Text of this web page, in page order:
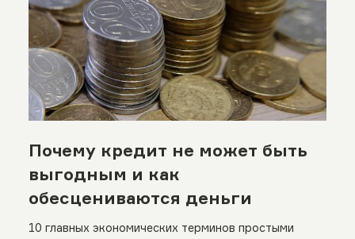
Почему кредит не может быть
выгодным и как
обесцениваются деньги
10 главных экономических терминов простыми